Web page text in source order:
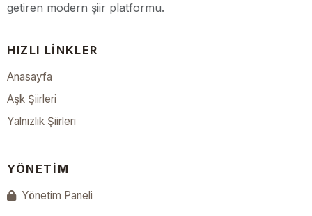
getiren modern şiir platformu.
HIZLI LINKLER
Anasayfa
Aşk Şiirleri
Yalnızlık Şiirleri
YÖNETIM
Yönetim Paneli